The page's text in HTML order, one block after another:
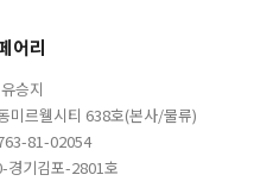
어리
승지
미르웰시티 638호(본사/물류)
81-02054
경기김포-2801호